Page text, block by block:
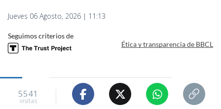
Jueves 06 Agosto, 2026 | 11:13
Seguimos criterios de
Ética y transparencia de BBCL
5541
visitas